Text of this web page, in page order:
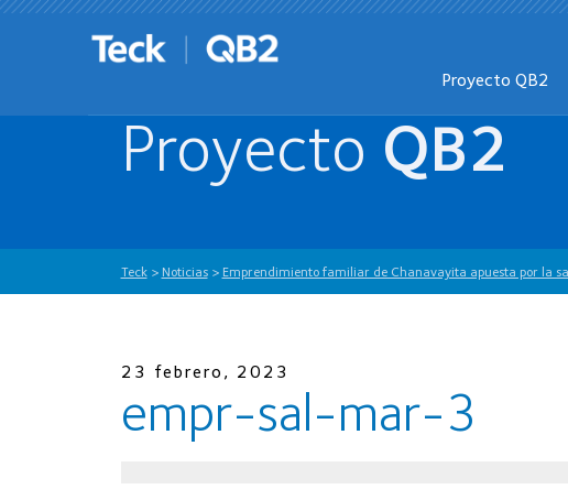
Proyecto QB2
Proyecto QB2
Teck> Noticias> Emprendimiento familiar de Chanavayita apuesta por la
23 febrero, 2023
empr-sal-mar-3